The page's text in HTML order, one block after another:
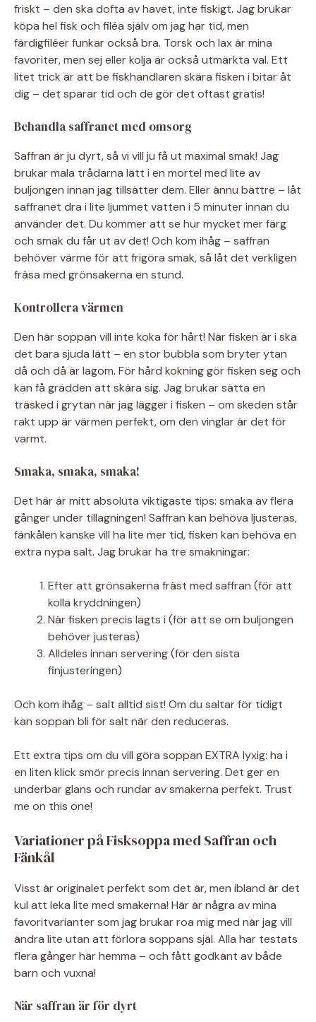
friskt – den ska dofta av havet, inte fiskigt. Jag brukar
köpa hel fisk och filéa själv om jag har tid, men
färdigfiléer funkar också bra. Torsk och lax är mina
favoriter, men sej eller kolja är också utmärkta val. Ett
litet trick är att be fiskhandlaren skära fisken i bitar åt
dig – det sparar tid och de gör det oftast gratis!
Behandla saffranet med omsorg
Saffran är ju dyrt, så vi vill ju få ut maximal smak! Jag
brukar mala trådarna lätt i en mortel med lite av
buljongen innan jag tillsätter dem. Eller ännu bättre – låt
saffranet dra i lite ljummet vatten i 5 minuter innan du
använder det. Du kommer att se hur mycket mer färg
och smak du får ut av det! Och kom ihåg – saffran
behöver värme för att frigöra smak, så låt det verkligen
fräsa med grönsakerna en stund.
Kontrollera värmen
Den här soppan vill inte koka för hårt! När fisken är i ska
det bara sjuda lätt – en stor bubbla som bryter ytan
då och då är lagom. För hård kokning gör fisken seg och
kan få grädden att skära sig. Jag brukar sätta en
träsked i grytan när jag lägger i fisken – om skeden står
rakt upp är värmen perfekt, om den vinglar är det för
varmt.
Smaka, smaka, smaka!
Det här är mitt absoluta viktigaste tips: smaka av flera
gånger under tillagningen! Saffran kan behöva ljusteras,
fänkålen kanske vill ha lite mer tid, fisken kan behöva en
extra nypa salt. Jag brukar ha tre smakningar:
Efter att grönsakerna fräst med saffran (för att
kolla kryddningen)
När fisken precis lagts i (för att se om buljongen
behöver justeras)
Alldeles innan servering (för den sista
finjusteringen)
Och kom ihåg – salt alltid sist! Om du saltar för tidigt
kan soppan bli för salt när den reduceras.
Ett extra tips om du vill göra soppan EXTRA lyxig: ha i
en liten klick smör precis innan servering. Det ger en
underbar glans och rundar av smakerna perfekt. Trust
me on this one!
Variationer på Fisksoppa med Saffran och
Fänkål
Visst är originalet perfekt som det är, men ibland är det
kul att leka lite med smakerna! Här är några av mina
favoritvarianter som jag brukar roa mig med när jag vill
ändra lite utan att förlora soppans själ. Alla har testats
flera gånger här hemma – och fått godkänt av både
barn och vuxna!
När saffran är för dyrt